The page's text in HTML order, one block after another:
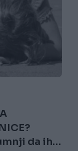
da ih